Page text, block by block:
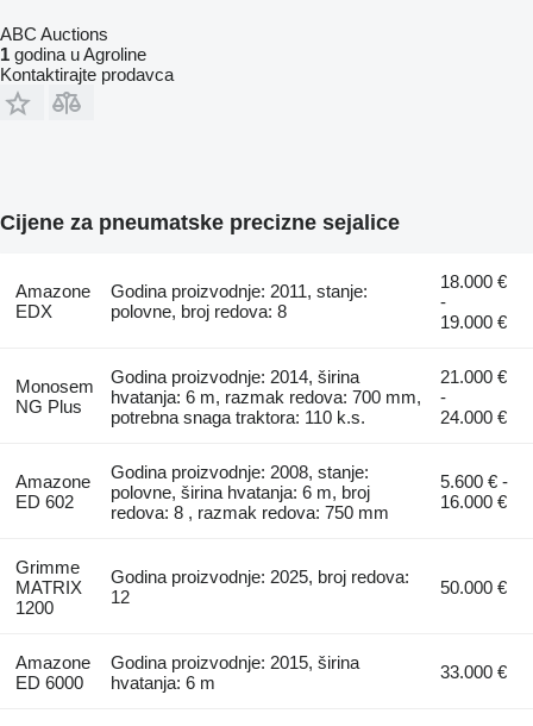
ABC Auctions
1 godina u Agroline
Kontaktirajte prodavca
Cijene za pneumatske precizne sejalice
Amazone
EDX
Godina proizvodnje: 2011, stanje:
polovne, broj redova: 8
18.000 €
-
19.000 €
Monosem
NG Plus
Godina proizvodnje: 2014, širina
hvatanja: 6 m, razmak redova: 700 mm,
potrebna snaga traktora: 110 k.s.
21.000 €
-
24.000 €
Amazone
ED 602
Godina proizvodnje: 2008, stanje:
polovne, širina hvatanja: 6 m, broj
redova: 8 , razmak redova: 750 mm
5.600 € -
16.000 €
Grimme
MATRIX
1200
Godina proizvodnje: 2025, broj redova:
12
50.000 €
Amazone
ED 6000
Godina proizvodnje: 2015, širina
hvatanja: 6 m
33.000 €